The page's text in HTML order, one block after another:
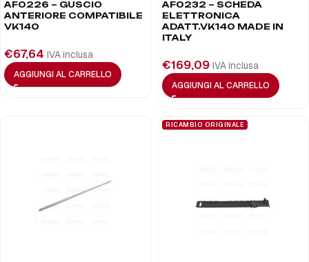
AF0226 – GUSCIO
ANTERIORE COMPATIBILE
VK140
€67,64 IVA inclusa
AGGIUNGI AL CARRELLO
AF0232 – SCHEDA
ELETTRONICA
ADATT.VK140 MADE IN
ITALY
€169,09 IVA inclusa
AGGIUNGI AL CARRELLO
RICAMBIO ORIGINALE